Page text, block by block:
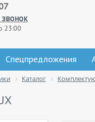
23:00
Спецпредложения
Каталог